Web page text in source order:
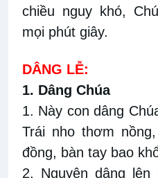
chiều nguy khó,
mọi phút giây.
DÂNG LỄ:
1. Dâng Chúa
1. Này con dâng
Trái nho thơm
đồng, bàn tay bao
2. Nguyện dâng